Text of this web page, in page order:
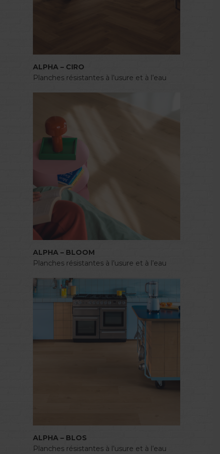
ALPHA – CIRO
Planches résistantes à l’usure et à l’eau
ALPHA – BLOOM
Planches résistantes à l’usure et à l’eau
ALPHA – BLOS
Planches résistantes à l’usure et à l’eau